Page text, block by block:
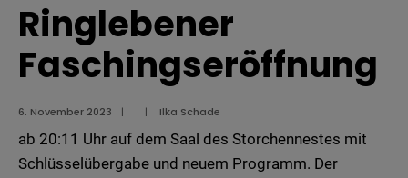
Ringlebener
Faschingseröffnung
6. November 2023 | | Ilka Schade
ab 20:11 Uhr auf dem Saal des Storchennestes mit
Schlüsselübergabe und neuem Programm. Der